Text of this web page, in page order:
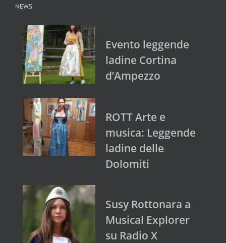
NEWS
Evento leggende
ladine Cortina
d’Ampezzo
ROTT Arte e
musica: Leggende
ladine delle
Dolomiti
Susy Rottonara a
Musical Explorer
su Radio X